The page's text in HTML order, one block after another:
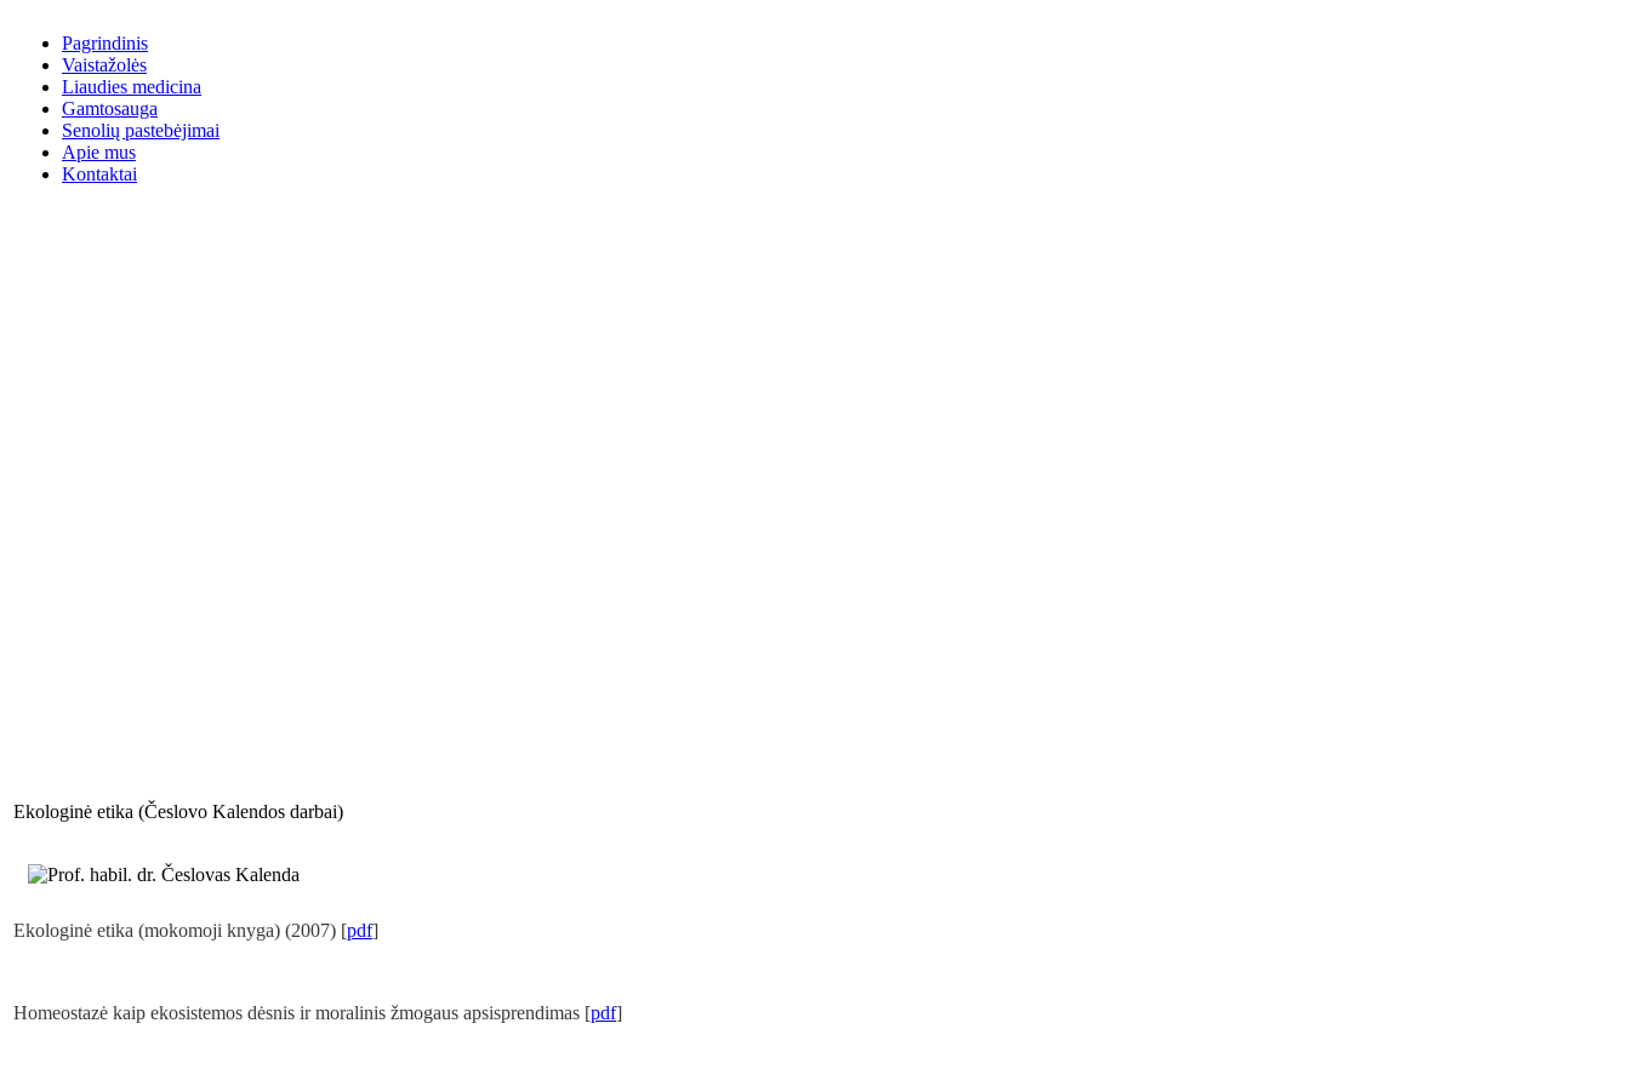
Pagrindinis
Vaistažolės
Liaudies medicina
Gamtosauga
Senolių pastebėjimai
Apie mus
Kontaktai
Ekologinė etika (Česlovo Kalendos darbai)
Ekologinė etika (mokomoji knyga) (2007) [pdf]
Homeostazė kaip ekosistemos dėsnis ir moralinis žmogaus apsisprendimas [pdf]